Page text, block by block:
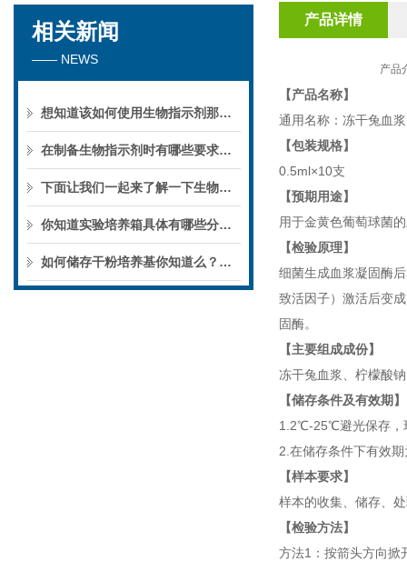
相关新闻
—— NEWS
想知道该如何使用生物指示剂那就看看本篇吧
在制备生物指示剂时有哪些要求你知道么
下面让我们一起来了解一下生物指示剂的分类及应用吧
你知道实验培养箱具体有哪些分类么?
如何储存干粉培养基你知道么？一起来了解一下吧
产品详情
产品介
【产品名称】
通用名称：冻干兔血浆
【包装规格】
0.5ml×10支
【预期用途】
用于金黄色葡萄球菌
【检验原理】
细菌生成血浆凝固酶
致活因子）激活后变
固酶。
【主要组成成份】
冻干兔血浆、柠檬酸
【储存条件及有效期】
1.2℃-25℃避光保存，
2.在储存条件下有效
【样本要求】
样本的收集、储存、
【检验方法】
方法1：按箭头方向掀